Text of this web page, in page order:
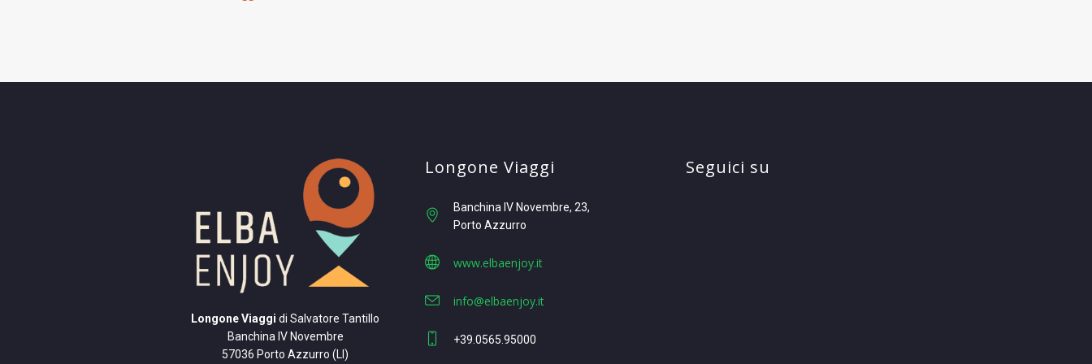
Longone Viaggi di Salvatore Tantillo
Banchina IV Novembre
57036 Porto Azzurro (LI)
Longone Viaggi
Banchina IV Novembre, 23
Porto Azzurro
www.elbaenjoy.it
info@elbaenjoy.it
+39.0565.95000
Seguici su